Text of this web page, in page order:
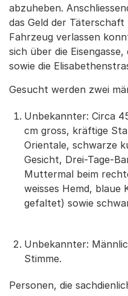
abzuheben.
das Geld der
Fahrzeug verlassen
sich über die
sowie die
Gesucht werden zwei
Unbekannter: Circa
cm gross, kräftige
Orientale, schwarze
Gesicht, Drei-Tage-
Muttermal beim
weisses Hemd,
gefaltet) sowie
Unbekannter:
Stimme.
Personen, die